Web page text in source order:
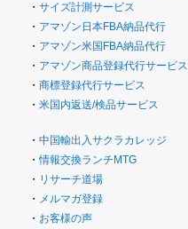
・ サイズ計測サービス
・ アマゾン日本FBA納品代行
・ アマゾン米国FBA納品代行
・ アマゾン商品登録代行サービス
・ 商標登録代行サービス
・ 米国内返送/検品サービス
・ 中国輸出入サクラカレッジ
・情報交換ランチMTG
・ リサーチ道場
・ メルマガ登録
・ お客様の声